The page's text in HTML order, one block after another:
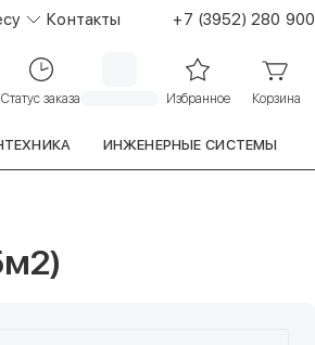
Контакты +7 (3952) 280 900
Статус заказа Избранное Корзина
ИНЖЕНЕРНЫЕ СИСТЕМЫ